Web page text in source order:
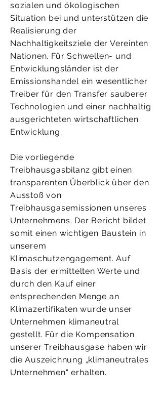
sozialen und ökologischen
Situation bei und unterstützen die
Realisierung der
Nachhaltigkeitsziele der Vereinten
Nationen. Für Schwellen- und
Entwicklungsländer ist der
Emissionshandel ein wesentlicher
Treiber für den Transfer sauberer
Technologien und einer nachhaltig
ausgerichteten wirtschaftlichen
Entwicklung.
Die vorliegende
Treibhausgasbilanz gibt einen
transparenten Überblick über den
Ausstoß von
Treibhausgasemissionen unseres
Unternehmens. Der Bericht bildet
somit einen wichtigen Baustein in
unserem
Klimaschutzengagement. Auf
Basis der ermittelten Werte und
durch den Kauf einer
entsprechenden Menge an
Klimazertifikaten wurde unser
Unternehmen klimaneutral
gestellt. Für die Kompensation
unserer Treibhausgase haben wir
die Auszeichnung „klimaneutrales
Unternehmen“ erhalten.